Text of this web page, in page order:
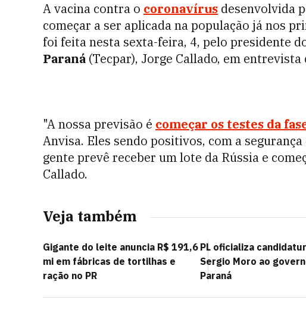
A vacina contra o coronavírus desenvolvida
começar a ser aplicada na população já nos
foi feita nesta sexta-feira, 4, pelo presidente
Paraná (Tecpar), Jorge Callado, em entrevista
"A nossa previsão é começar os testes da
Anvisa. Eles sendo positivos, com a
gente prevê receber um lote da Rússia e
Callado.
Veja também
Gigante do leite anuncia R$ 191,6
mi em fábricas de tortilhas e
ração no PR
PL oficializa
Sergio Moro ao
Paraná